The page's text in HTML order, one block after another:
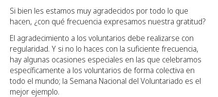
Si bien les estamos muy agradecidos por todo lo que
hacen, ¿con qué frecuencia expresamos nuestra gratitud?
El agradecimiento a los voluntarios debe realizarse con
regularidad. Y si no lo haces con la suficiente frecuencia,
hay algunas ocasiones especiales en las que celebramos
específicamente a los voluntarios de forma colectiva en
todo el mundo; la Semana Nacional del Voluntariado es el
mejor ejemplo.